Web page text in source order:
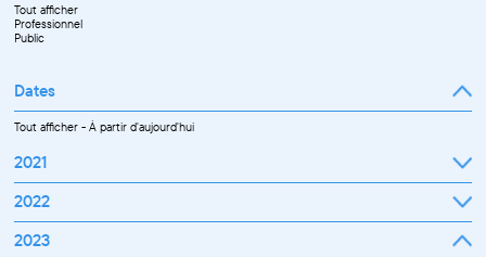
Tout afficher
Professionnel
Public
Dates
Tout afficher-À partir d'aujourd'hui
2021
Septembre
Novembre
Décembre
2022
Janvier
2023